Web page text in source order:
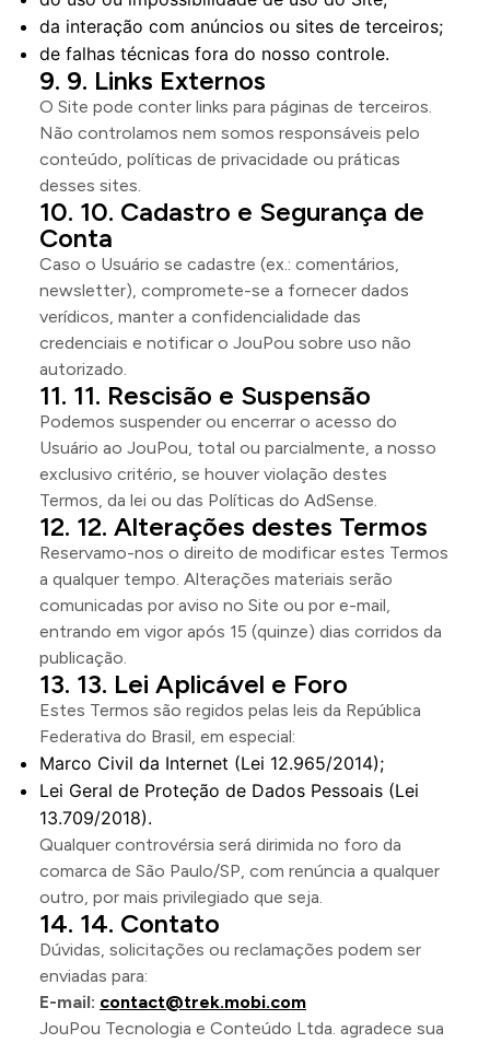
da interação com anúncios ou sites de terceiros;
de falhas técnicas fora do nosso controle.
9. Links Externos
O Site pode conter links para páginas de terceiros.
Não controlamos nem somos responsáveis pelo
conteúdo, políticas de privacidade ou práticas
desses sites.
10. Cadastro e Segurança de
Conta
Caso o Usuário se cadastre (ex.: comentários,
newsletter), compromete-se a fornecer dados
verídicos, manter a confidencialidade das
credenciais e notificar o JouPou sobre uso não
autorizado.
11. Rescisão e Suspensão
Podemos suspender ou encerrar o acesso do
Usuário ao JouPou, total ou parcialmente, a nosso
exclusivo critério, se houver violação destes
Termos, da lei ou das Políticas do AdSense.
12. Alterações destes Termos
Reservamo-nos o direito de modificar estes Termos
a qualquer tempo. Alterações materiais serão
comunicadas por aviso no Site ou por e-mail,
entrando em vigor após 15 (quinze) dias corridos da
publicação.
13. Lei Aplicável e Foro
Estes Termos são regidos pelas leis da República
Federativa do Brasil, em especial:
Marco Civil da Internet (Lei 12.965/2014);
Lei Geral de Proteção de Dados Pessoais (Lei
13.709/2018).
Qualquer controvérsia será dirimida no foro da
comarca de São Paulo/SP, com renúncia a qualquer
outro, por mais privilegiado que seja.
14. Contato
Dúvidas, solicitações ou reclamações podem ser
enviadas para:
E-mail: contact@trek.mobi.com
JouPou Tecnologia e Conteúdo Ltda. agradece sua